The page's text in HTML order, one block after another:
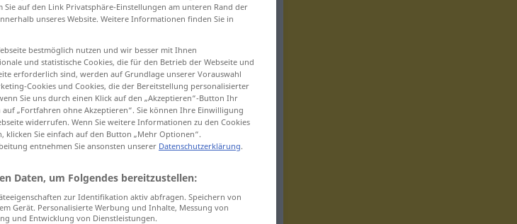
auf den Link Privatsphäre-Einstellungen am unteren Rand der
unseres Website. Weitere Informationen finden Sie in
bestmöglich nutzen und wir besser mit Ihnen
und statistische Cookies, die für den Betrieb der Webseite und
erforderlich sind, werden auf Grundlage unserer Vorauswahl
Cookies und Cookies, die der Bereitstellung personalisierter
Sie uns durch einen Klick auf den „Akzeptieren“-Button Ihr
auf „Fortfahren ohne Akzeptieren“. Sie können Ihre Einwilligung
widerrufen. Wenn Sie weitere Informationen zu den Cookies
klicken Sie einfach auf den Button „Mehr Optionen“.
entnehmen Sie ansonsten unserer Datenschutzerklärung.
Daten, um Folgendes bereitzustellen:
zur Identifikation aktiv abfragen. Speichern von
Gerät. Personalisierte Werbung und Inhalte, Messung von
und Entwicklung von Dienstleistungen.